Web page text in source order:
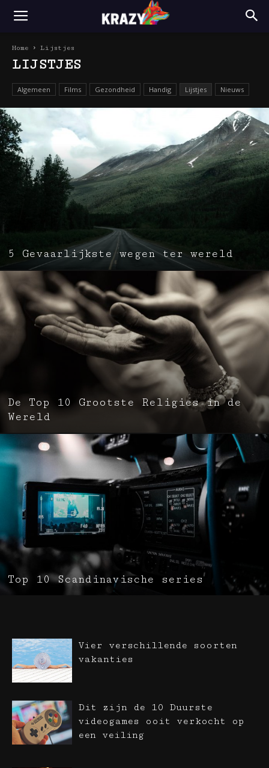
Home Lijstjes
LIJSTJES
Algemeen Films Gezondheid Handig Lijstjes Nieuws
5 Gevaarlijkste wegen ter wereld
De Top 10 Grootste Religies in de
Wereld
Top 10 Scandinavische series
Vier verschillende soorten
vakanties
Dit zijn de 10 Duurste
videogames ooit verkocht op
een veiling